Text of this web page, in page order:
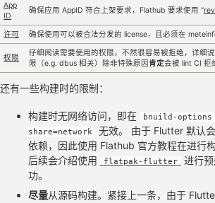
App
ID
确保应用 AppID 符合上架要求，Flathub 要求使用 “
许可 确保使用可以被合法分发的 license，且必须在
权限
仔细阅读需要使用的权限，不然很容易被拒绝，详细
限（e.g. dbus 相关）除非特殊原因肯定会被 lint CI 拒
还有一些构建时的限制：
构建时无网络访问，即在 bnuild-options
share=network
无效。 由于 Flutter 默认
依赖，因此使用 Flathub 官方教程在进行
后续会介绍使用
flatpak-flutter
进行
功。
尽量从源码构建。紧接上一条，由于